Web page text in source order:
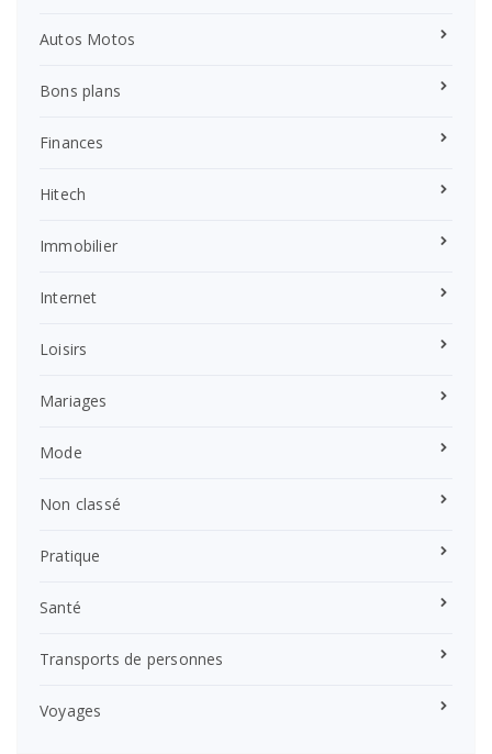
Autos Motos
Bons plans
Finances
Hitech
Immobilier
Internet
Loisirs
Mariages
Mode
Non classé
Pratique
Santé
Transports de personnes
Voyages